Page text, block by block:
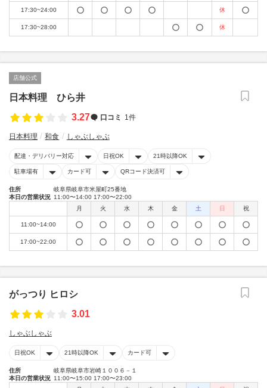
17:30~24:00 休
17:30~28:00 休
店舗公式
日本料理 ひら井
3.27
口コミ 1件
日本料理 和食 しゃぶしゃぶ
配達・デリバリー対応 日祝OK 21時以降OK
駐車場有 カード可 QRコード決済可
住所
岐阜県岐阜市米屋町25番地
本日の営業状況 11:00〜14:00 17:00〜22:00
月
火 水 木 金 土 日 祝
11:00~14:00
17:00~22:00
がっつり ヒロシ
3.01
しゃぶしゃぶ
日祝OK 21時以降OK カード可
住所
岐阜県岐阜市岩崎１００６－１
本日の営業状況 11:00〜15:00 17:00〜23:00